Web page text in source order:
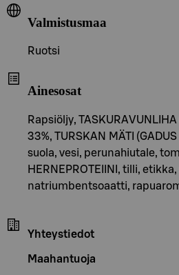
Valmistusmaa
Ruotsi
Ainesosat
Rapsiöljy, TASKURAVUNLIHA
33%, TURSKAN MÄTI
suola, vesi, perunahiutale,
HERNEPROTEIINI, tilli,
natriumbentsoaatti,
Yhteystiedot
Maahantuoja